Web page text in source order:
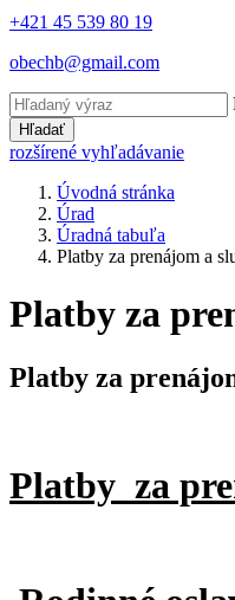
+421 45 539 80 19
obechb@gmail.com
Hľadať
rozšírené vyhľadávanie
Úvodná stránka
Úrad
Úradná tabuľa
Platby za prenájom a
Platby za
Platby za
Platby za